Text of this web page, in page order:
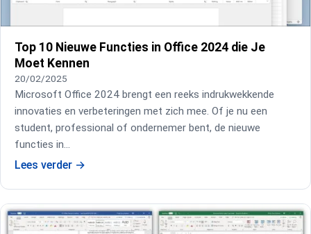
Top 10 Nieuwe Functies in Office 2024 die Je
Moet Kennen
20/02/2025
Microsoft Office 2024 brengt een reeks indrukwekkende
innovaties en verbeteringen met zich mee. Of je nu een
student, professional of ondernemer bent, de nieuwe
functies in…
Lees verder →